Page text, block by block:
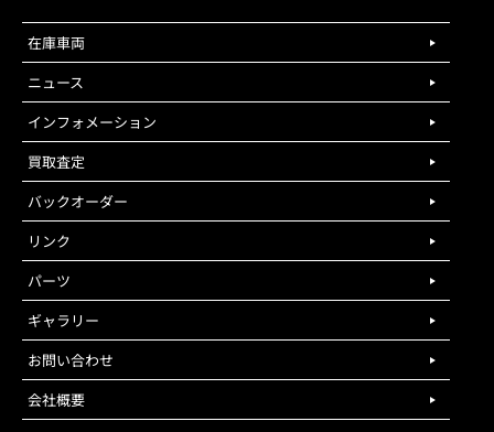
在庫車両
ニュース
インフォメーション
買取査定
バックオーダー
リンク
パーツ
ギャラリー
お問い合わせ
会社概要